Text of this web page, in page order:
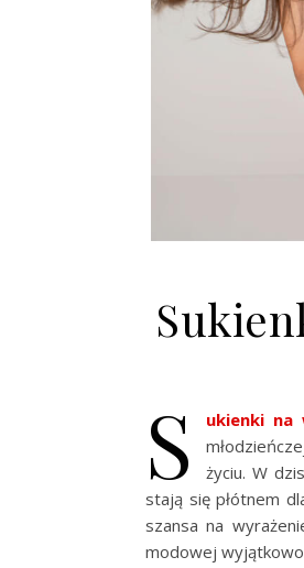
S ukienki na
życiu. W
stają się płótnem
szansa na
modowej